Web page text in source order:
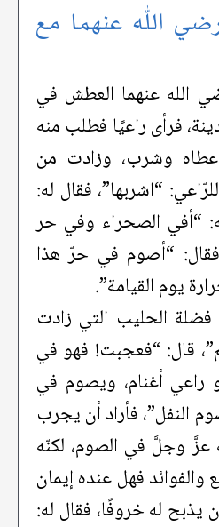
الله عنهما مع
الله عنهما العطش في
فرأى راعيًا فطلب منه
وشرب، وزادت من
“اشربها”، فقال له:
“أفي الصحراء وفي حر
“أصوم في حرّ هذا
يوم القيامة”.
الحليب التي زادت
قال: “فعجبت! فهو في
راعي أغنام، ويصوم في
النفل”، فأراد أن يجرب
عزَّ وجلَّ في الصوم، لكنّه
والفوائد فهل عنده إيمان
له خروفًا، فقال له: